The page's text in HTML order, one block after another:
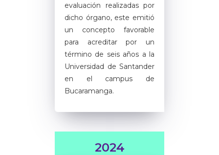
evaluación realizadas por
dicho órgano, este emitió
un concepto favorable
para acreditar por un
término de seis años a la
Universidad de Santander
en el campus de
Bucaramanga.
2024